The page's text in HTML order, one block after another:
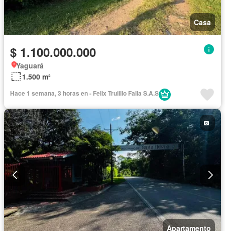
Casa
$ 1.100.000.000
Yaguará
1.500 m²
Hace 1 semana, 3 horas en - Felix Truiillo Falla S.A.S
Apartamento